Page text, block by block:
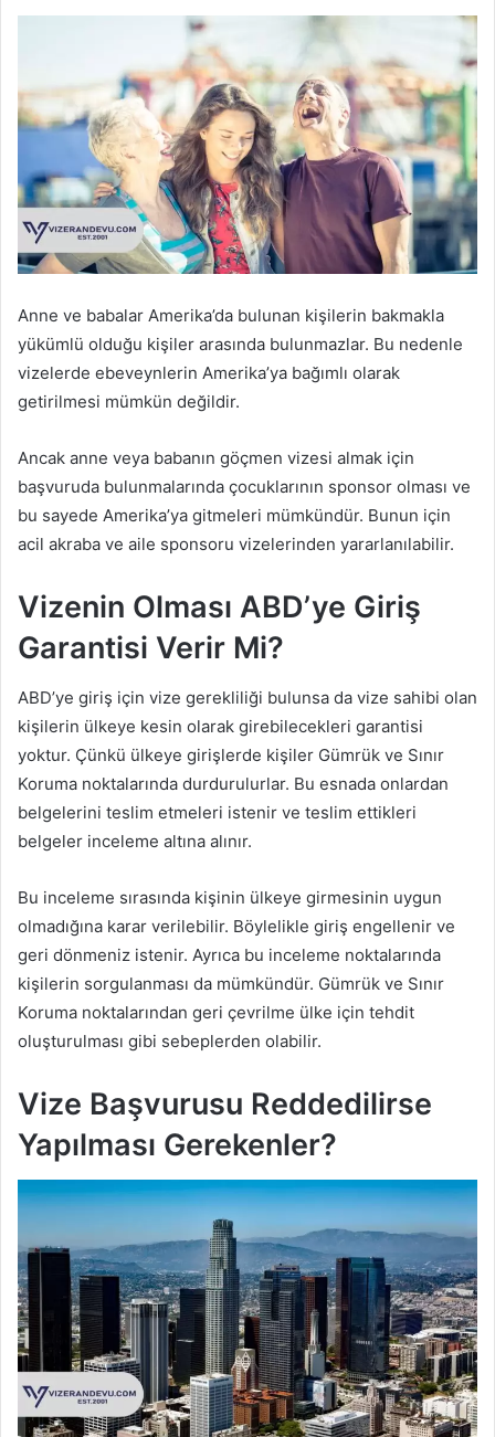
Anne ve babalar Amerika’da bulunan kişilerin bakmakla
yükümlü olduğu kişiler arasında bulunmazlar. Bu nedenle
vizelerde ebeveynlerin Amerika’ya bağımlı olarak
getirilmesi mümkün değildir.
Ancak anne veya babanın göçmen vizesi almak için
başvuruda bulunmalarında çocuklarının sponsor olması ve
bu sayede Amerika’ya gitmeleri mümkündür. Bunun için
acil akraba ve aile sponsoru vizelerinden yararlanılabilir.
Vizenin Olması ABD’ye Giriş
Garantisi Verir Mi?
ABD’ye giriş için vize gerekliliği bulunsa da vize sahibi olan
kişilerin ülkeye kesin olarak girebilecekleri garantisi
yoktur. Çünkü ülkeye girişlerde kişiler Gümrük ve Sınır
Koruma noktalarında durdurulurlar. Bu esnada onlardan
belgelerini teslim etmeleri istenir ve teslim ettikleri
belgeler inceleme altına alınır.
Bu inceleme sırasında kişinin ülkeye girmesinin uygun
olmadığına karar verilebilir. Böylelikle giriş engellenir ve
geri dönmeniz istenir. Ayrıca bu inceleme noktalarında
kişilerin sorgulanması da mümkündür. Gümrük ve Sınır
Koruma noktalarından geri çevrilme ülke için tehdit
oluşturulması gibi sebeplerden olabilir.
Vize Başvurusu Reddedilirse
Yapılması Gerekenler?